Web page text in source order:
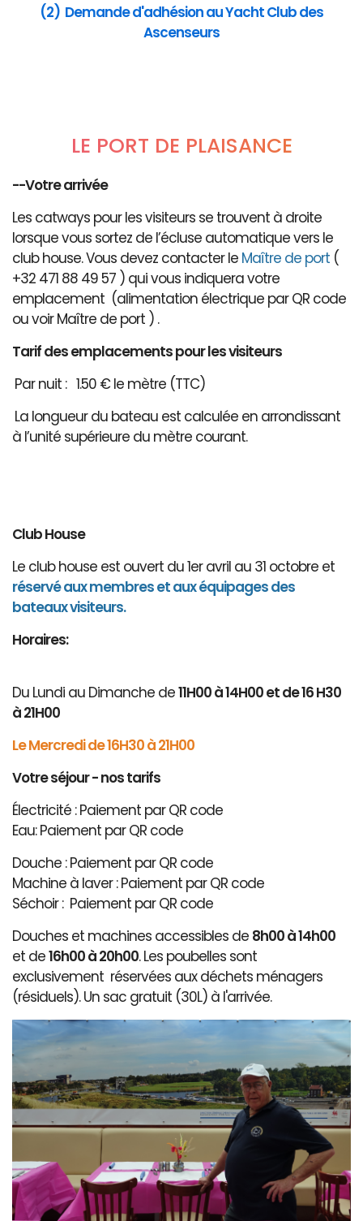
(2) Demande d'adhésion au Yacht Club des
Ascenseurs
LE PORT DE PLAISANCE
--Votre arrivée
Les catways pour les visiteurs se trouvent à droite
lorsque vous sortez de l’écluse automatique vers le
club house. Vous devez contacter le Maître de port (
+32 471 88 49 57 ) qui vous indiquera votre
emplacement (alimentation électrique par QR code
ou voir Maître de port ) .
Tarif des emplacements pour les visiteurs
Par nuit : 1.50 € le mètre (TTC)
La longueur du bateau est calculée en arrondissant
à l’unité supérieure du mètre courant.
Club House
Le club house est ouvert du 1er avril au 31 octobre et
réservé aux membres et aux équipages des
bateaux visiteurs.
Horaires:
Du Lundi au Dimanche de11H00 à 14H00 et de 16 H30
à 21H00
Le Mercredi de 16H30 à 21H00
Votre séjour - nos tarifs
Électricité : Paiement par QR code
Eau: Paiement par QR code
Douche : Paiement par QR code
Machine à laver : Paiement par QR code
Séchoir : Paiement par QR code
Douches et machines accessibles de 8h00 à 14h00
et de16h00 à 20h00. Les poubelles sont
exclusivement réservées aux déchets ménagers
(résiduels). Un sac gratuit (30L) à l'arrivée.